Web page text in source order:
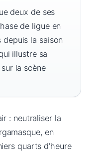
deux de ses
de ligue en
depuis la saison
illustre sa
la scène
: neutraliser la
en
quarts d’heure